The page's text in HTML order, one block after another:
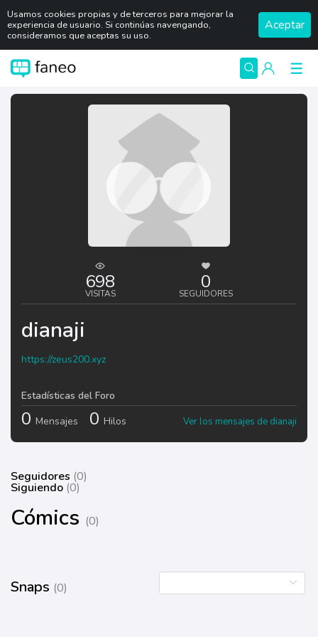
Usamos cookies propias y de terceros para mejorar la
experiencia de usuario. Si continúas navengando,
consideramos que aceptas su uso.
Aceptar
698
VISITAS
0
SEGUIDORES
dianaji
https://zeus200.xyz
Estadísticas del Foro
0 Mensajes 0 Hilos Ver los mensajes de dianaji
Seguidores (0)
Siguiendo (0)
Cómics (0)
Snaps (0)